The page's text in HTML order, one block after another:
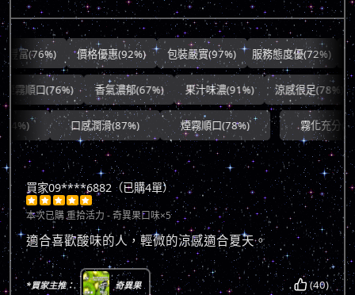
價格優惠(92%) 包裝嚴實(97%) 服務態度優(72%) 出貨快
順口(76%) 香氣濃郁(67%) 果汁味濃(91%) 涼感很足(78%)
口感潤滑(87%) 煙霧順口(78%) 霧化充分(90%)
買家09****6882（已購4單）
    
本次已購重拾活力 - 奇異果口味×5
適合喜歡酸味的人，輕微的涼感適合夏天。
*買家主推： 奇異果 (40)